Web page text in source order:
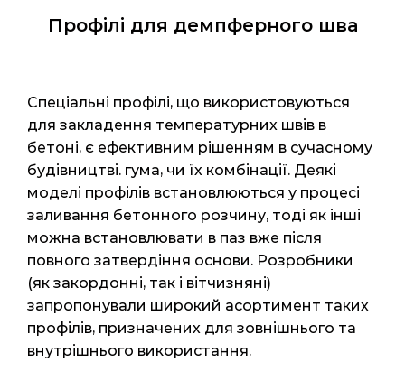
Профілі для демпферного шва
Спеціальні профілі, що використовуються
для закладення температурних швів в
бетоні, є ефективним рішенням в сучасному
будівництві. гума, чи їх комбінації. Деякі
моделі профілів встановлюються у процесі
заливання бетонного розчину, тоді як інші
можна встановлювати в паз вже після
повного затвердіння основи. Розробники
(як закордонні, так і вітчизняні)
запропонували широкий асортимент таких
профілів, призначених для зовнішнього та
внутрішнього використання.